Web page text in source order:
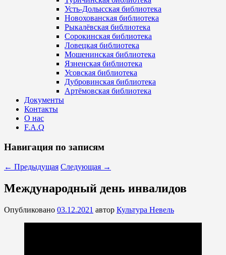
Усть-Долысская библиотека
Новохованская библиотека
Рыкалёвская библиотека
Сорокинская библиотека
Ловецкая библиотека
Мошенинская библиотека
Язненская библиотека
Усовская библиотека
Дубровинская библиотека
Артёмовская библиотека
Документы
Контакты
О нас
F.A.Q
Навигация по записям
← Предыдущая Следующая →
Международный день инвалидов
Опубликовано 03.12.2021 автор Культура Невель